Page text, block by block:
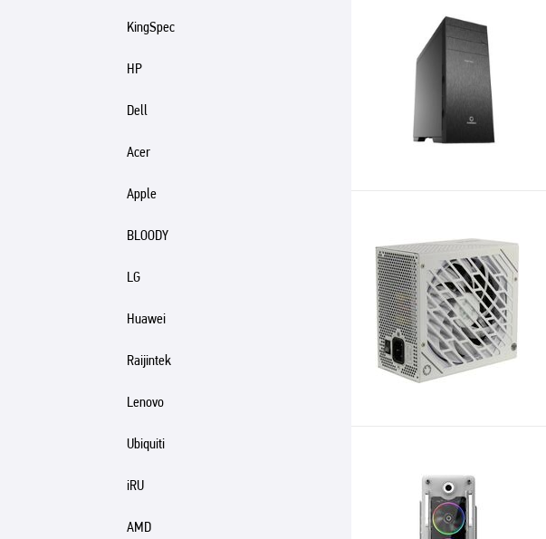
KingSpec
HP
Dell
Acer
Apple
BLOODY
LG
Huawei
Raijintek
Lenovo
Ubiquiti
iRU
AMD